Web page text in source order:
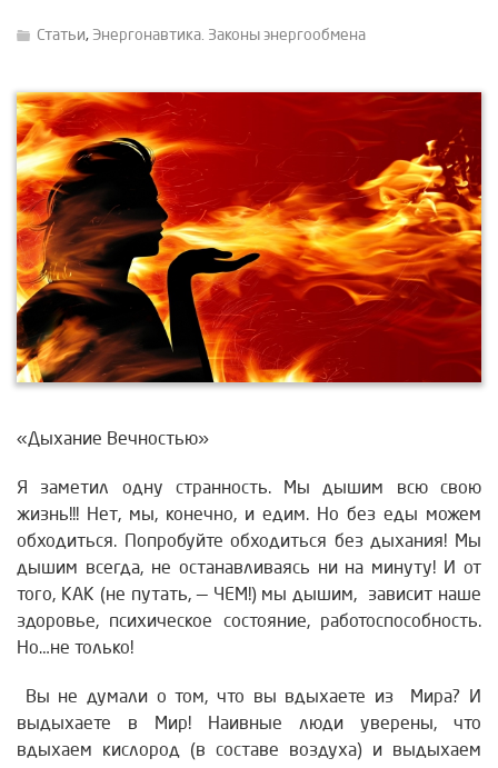
Статьи, Энергонавтика. Законы энергообмена
«Дыхание Вечностью»
Я заметил одну странность. Мы дышим всю свою
жизнь!!! Нет, мы, конечно, и едим. Но без еды можем
обходиться. Попробуйте обходиться без дыхания! Мы
дышим всегда, не останавливаясь ни на минуту! И от
того, КАК (не путать, — ЧЕМ!) мы дышим, зависит наше
здоровье, психическое состояние, работоспособность.
Но…не только!
Вы не думали о том, что вы вдыхаете из Мира? И
выдыхаете в Мир! Наивные люди уверены, что
вдыхаем кислород (в составе воздуха) и выдыхаем